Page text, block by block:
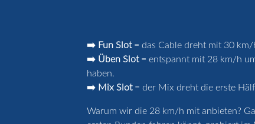
➡️ Fun Slot= das Cable dreht mit 30
➡️ Üben Slot= entspannt mit 28 km/h
haben.
➡️ Mix Slot= der Mix dreht die erste
Warum wir die 28 km/h mit anbieten?